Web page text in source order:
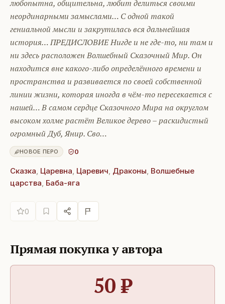
любопытна, общительна, любит делиться своими
неординарными замыслами… С одной такой
гениальной мысли и закрутилась вся дальнейшая
история… ПРЕДИСЛОВИЕ Нигде и не где-то, ни там и
ни здесь расположен Волшебный Сказочный Мир. Он
находится вне какого-либо определённого времени и
пространства и развивается по своей собственной
линии жизни, которая иногда в чём-то пересекается с
нашей… В самом сердце Сказочного Мира на округлом
высоком холме растёт Великое дерево – раскидистый
огромный Дуб, Янир. Сво…
НОВОЕ ПЕРО 0
Сказка, Царевна, Царевич, Драконы, Волшебные
царства, Баба-яга
0
Прямая покупка у автора
50₽